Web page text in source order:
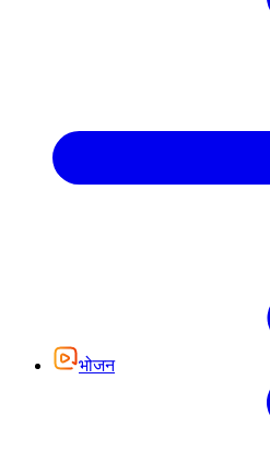
भोजन